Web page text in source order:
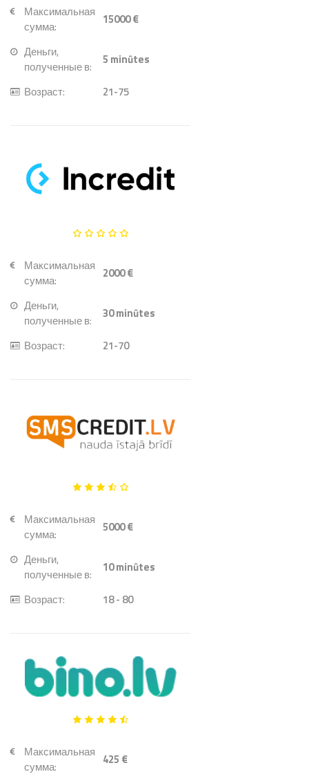
Максимальная
сумма:
15000 €
Деньги,
полученные в:
5 minūtes
Возраст: 21-75
Максимальная
сумма:
2000 €
Деньги,
полученные в:
30minūtes
Возраст: 21-70
Максимальная
сумма:
5000 €
Деньги,
полученные в:
10minūtes
Возраст: 18 - 80
Максимальная
сумма:
425 €